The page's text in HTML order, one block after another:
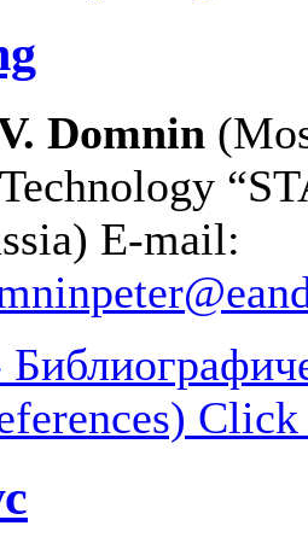
Domnin
E-mail:
Click